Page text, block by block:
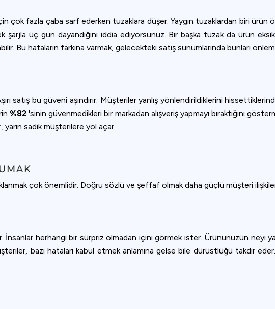
çok fazla çaba sarf ederken tuzaklara düşer. Yaygın tuzaklardan biri ürün
üç gün dayandığını iddia ediyorsunuz. Bir başka tuzak da ürün
Bu hataların farkına varmak, gelecekteki satış sunumlarında bunları
satış bu güveni aşındırır. Müşteriler yanlış yönlendirildiklerini
%82'sinin güvenmedikleri bir markadan alışveriş yapmayı bıraktığını
sadık müşterilere yol açar.
çok önemlidir. Doğru sözlü ve şeffaf olmak daha güçlü müşteri
İnsanlar herhangi bir sürpriz olmadan içini görmek ister. Ürününüzün neyi
bazı hataları kabul etmek anlamına gelse bile dürüstlüğü takdir